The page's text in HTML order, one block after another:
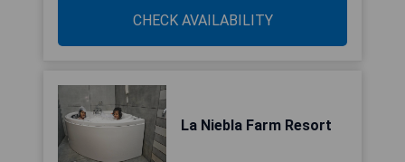
CHECK AVAILABILITY
La Niebla Farm Resort